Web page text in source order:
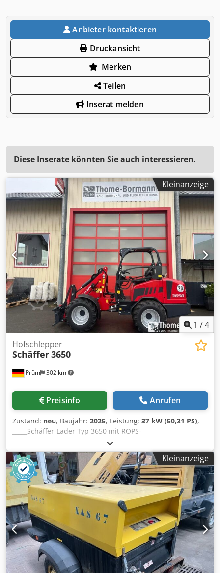
Anbieter kontaktieren
Druckansicht
Merken
Teilen
Inserat melden
Diese Inserate könnten Sie auch interessieren.
Kleinanzeige
1 /4
Prüm 302 km
Hofschlepper
Schäffer3650
Preisinfo Anrufen
Zustand: neu, Baujahr: 2025, Leistung: 37 kW (50,31 PS),
_____Schäffer-Lader Typ 3650 mit ROPS-
FahrerschutzdachKubota Diesel Motor D1803-CR-T37 KW =
50 PSHeckgewicht-Endplatte, Schnellgang 20 km/h,
hydraul. Werkzeugverriegelung, Rückhaltesystemmit
BetriebsanleitungSonderausstattungKoffergewicht 100
kgHydraulikanschlüsse in
Ausf.SteckkupplungenBeleuchtungsanlageTÜV-Gutachten
Arbeitsmaschineselbstfahrend < 25
km/h(Beleuchtungsanlage gemäß StVZO
erforderlich)Arbeitsscheinwerfersatz LED 800 Lumen (2x
vorne und 1 x hinten)Abschleppvorrichtungmit Bolzen und
ZurrösenBereifung 15.0/55-17 AS 6-Loch, ET
-45Aufnahmerahmen Euro-WS hydraulische
Verriegelung,Lagerort:null Dodjx Evdvopfx Aggekr
Kleinanzeige